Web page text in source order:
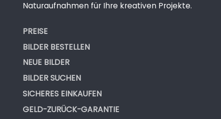
Naturaufnahmen für Ihre kreativen Projekte.
PREISE
BILDER BESTELLEN
NEUE BILDER
BILDER SUCHEN
SICHERES EINKAUFEN
GELD-ZURÜCK-GARANTIE